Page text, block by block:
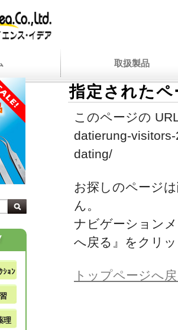
取扱製品
指定された
このページの
datierung-
dating/
お探しのページ
ん。
ナビゲーション
へ戻る』をクリ
トップページへ
ｼｮﾝ
理